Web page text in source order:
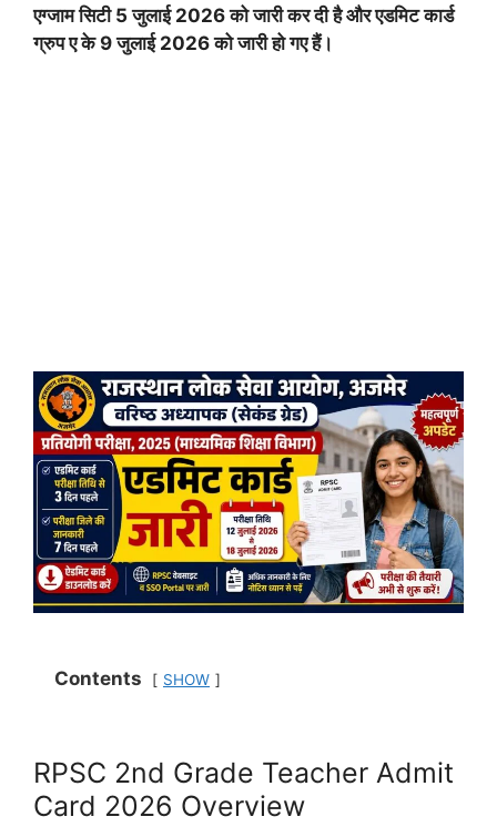
एग्जाम सिटी 5 जुलाई 2026 को जारी कर दी है और एडमिट कार्ड
ग्रुप ए के 9 जुलाई 2026 को जारी हो गए हैं।
Contents SHOW
RPSC 2nd Grade Teacher Admit
Card 2026 Overview